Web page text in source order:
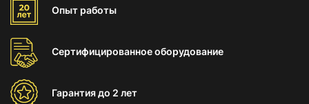
Опыт работы
Сертифицированноеоборудование
Гарантиядо 2 лет